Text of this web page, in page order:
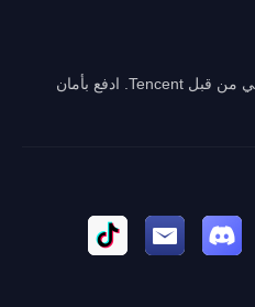
Midasbuy هو متجر الشحن الرسمي من قبل Tencent. ادفع بأمان